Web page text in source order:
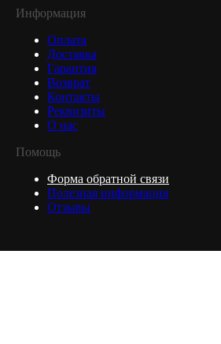
Информация
Оплата
Доставка
Гарантия
Возврат
Контакты
Реквизиты
О нас
Помощь
Форма обратной связи
Полезная информация
Отзывы